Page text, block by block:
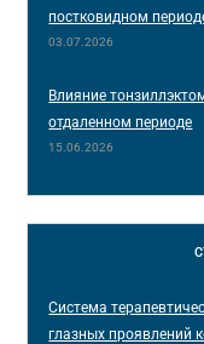
постковидном
03.07.2026
Влияние
отдаленном периоде
15.06.2026
Система
глазных проявлений